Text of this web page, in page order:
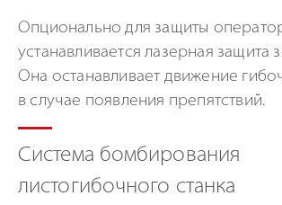
Опционально для защиты
устанавливается лазерная защита
Она останавливает движение
в случае появления препятствий.
Система бомбирования
листогибочного станка